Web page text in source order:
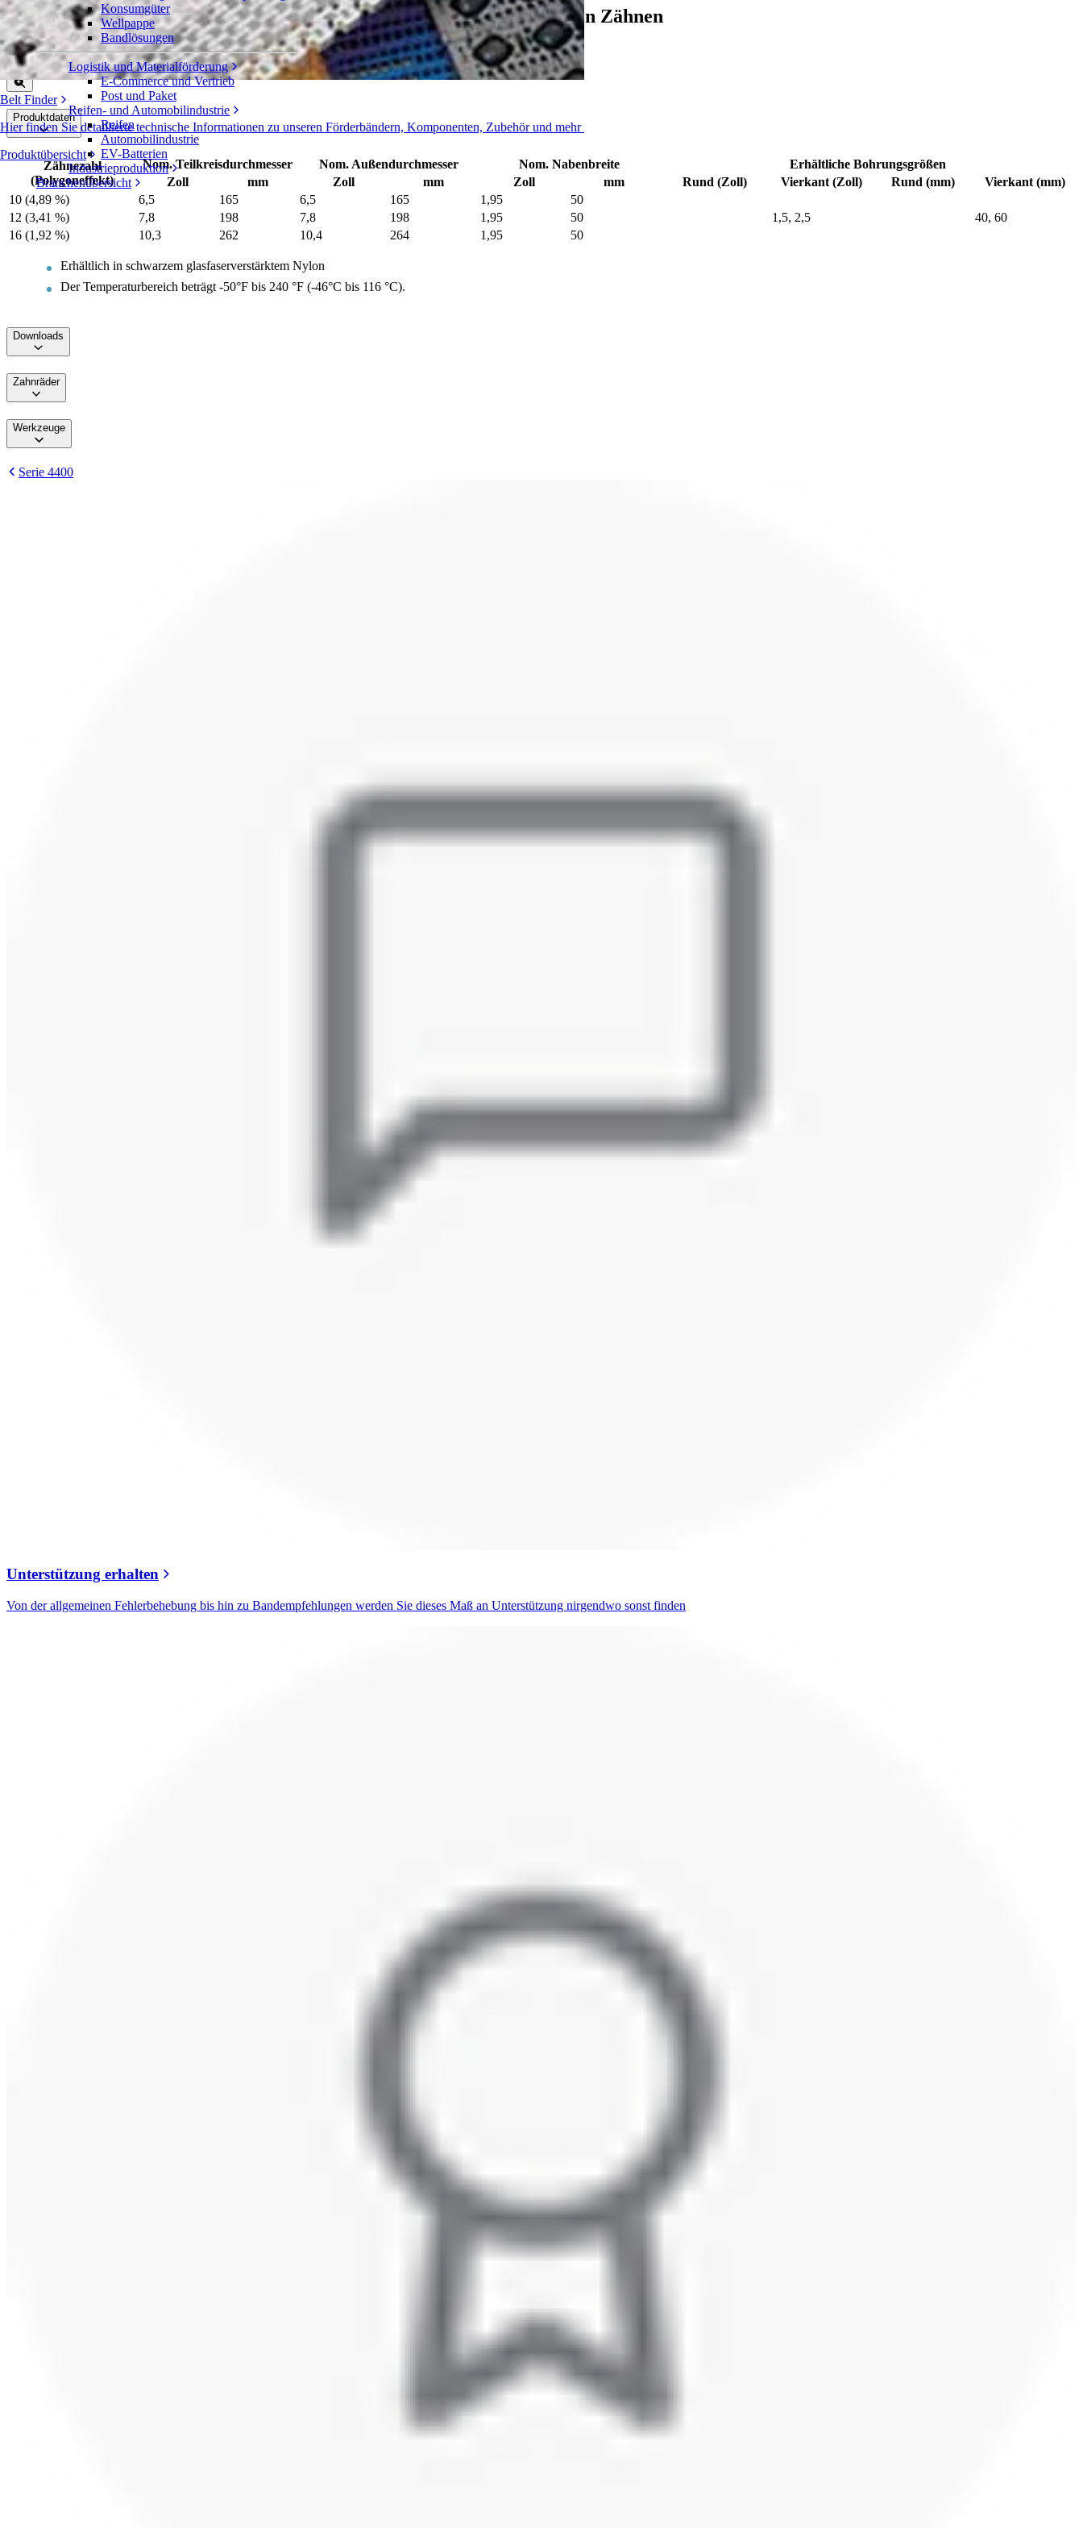
Belt Finder
Hier finden Sie detaillierte technische Informationen zu unseren Förderbändern, Komponenten, Zubehör und mehr
Produktübersicht
Konsumgüter
Wellpappe
Bandlösungen
Logistik und Materialförderung
E-Commerce und Vertrieb
Post und Paket
Reifen- und Automobilindustrie
Reifen
Automobilindustrie
EV-Batterien
Industrieproduktion
Branchenübersicht
Geteilte Zahnräder aus glasfaserverstärktem Nylon mit abwechselnden Zähnen
Serie 4400
Freigeben Angebot einholen
Produktdaten
Zähnezahl
(Polygoneffekt)
Nom. Teilkreisdurchmesser Nom. Außendurchmesser Nom. Nabenbreite
Erhältliche Bohrungsgrößen
Zoll
mm Zoll mm Zoll mm Rund (Zoll) Vierkant (Zoll) Rund (mm)
Vierkant (mm)
10 (4,89 %)
6,5 165 6,5 165 1,95
50
1,5, 2,5
40, 60
12 (3,41 %) 7,8 198 7,8 198 1,95
50
16 (1,92 %)
10,3 262 10,4 264 1,95 50
Erhältlich in schwarzem glasfaserverstärktem Nylon
Der Temperaturbereich beträgt -50°F bis 240 °F (-46°C bis 116 °C).
Downloads
Zahnräder
Werkzeuge
Serie 4400
Unterstützung erhalten
Von der allgemeinen Fehlerbehebung bis hin zu Bandempfehlungen werden Sie dieses Maß an Unterstützung nirgendwo sonst finden